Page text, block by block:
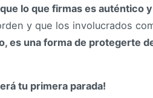
lo que firmas es auténtico
y que los involucrados
es una forma de protegerte
tu primera parada!